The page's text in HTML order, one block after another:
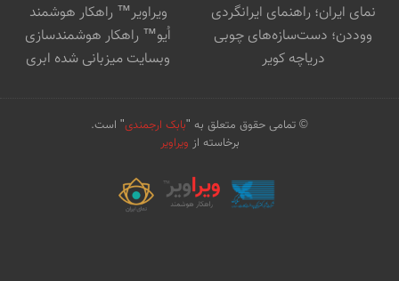
نمای ایران؛ راهنمای ایرانگردی
ووددن؛ دست‌سازه‌های چوبی
دریاچه کویر
ویراویر™ راهکار هوشمند
اُیو™ راهکار هوشمندسازی
وبسایت میزبانی شده ابری
© تمامی حقوق متعلق به "بابک ارجمندی" است.
برخاسته از ویراویر